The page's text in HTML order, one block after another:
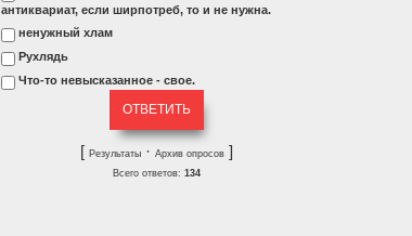
антиквариат, если ширпотреб, то и не нужна.
ненужный хлам
Рухлядь
Что-то невысказанное - свое.
[Результаты ·Архив опросов ]
Всего ответов:134